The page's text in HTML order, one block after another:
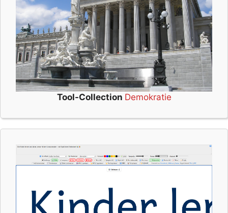
Tool-Collection Demokratie